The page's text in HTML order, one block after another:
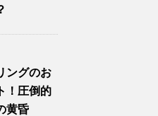
ングのお
！圧倒的
黄昏